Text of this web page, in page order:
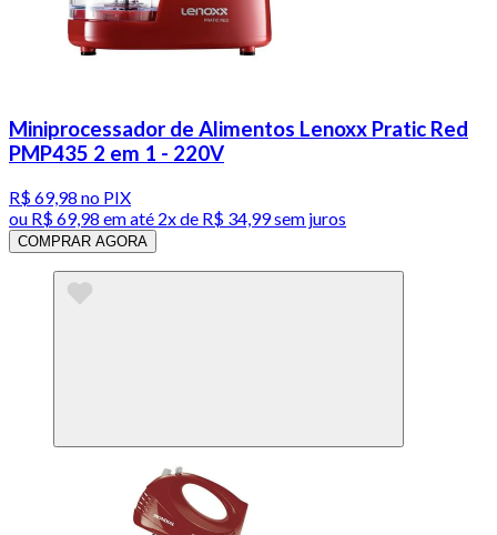
Miniprocessador de Alimentos Lenoxx Pratic Red
PMP435 2 em 1 - 220V
R$ 69,98 no PIX
ou R$ 69,98 em até 2x de R$ 34,99 sem juros
COMPRAR AGORA